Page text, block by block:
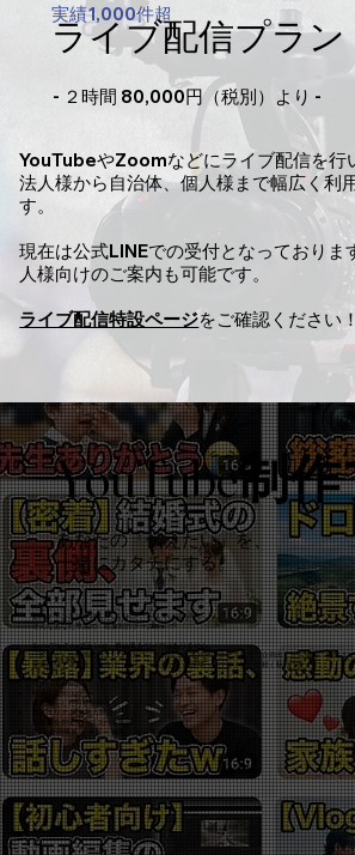
YouTube制
YouTube制
動画チャンネルを持ちたいけれど、一人では続かない……。
そんなあなた専属の「映像制作チーム」
Q-vieのYouTubeプランは、単に撮るだけではありません。
「次はどんな企画にしましょうか？」と相談できるパートナーとして、企画出しから撮影・編集ま
関東エリア（東京・神奈川・埼玉・千葉など）の現場へ、フットワーク軽く駆けつけます。
【Price & Area】
料金: 1本 50,000円〜
本数に応じた月額見積もり
対応エリア: 関東地方限定
出張費を抑えて高コスパを実現
内容: 企画構成 ＋ 撮影 ＋ 編集 ＋ サムネイル
あなたの「伝えたい」を、
一緒にカタチにする。
YouTubeやZoomなどにライブ配信を行
法人様から自治体、個人様まで幅広く利
す。
現在は公式LINEでの受付となっておりま
人様向けのご案内も可能です。
​ライブ配信特設ページをご確認ください！
実績1,000件超
ライブ配信プラン
- ２時間 80,000円（税別）より -